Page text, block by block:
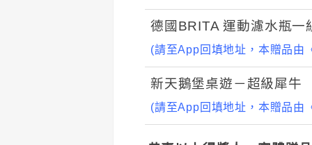
德國BRITA 運動濾水瓶一
(請至App回填地址，本贈品由
新天鵝堡桌遊－超級犀牛
(請至App回填地址，本贈品由